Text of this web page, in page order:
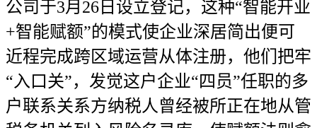
公司于3月26日设立登记，这种“智能开业
+智能赋额”的模式使企业深居简出便可
近程完成跨区域运营从体注册，他们把牢
“入口关”，发觉这户企业“四员”任职的多
户联系关系方纳税人曾经被所正在地从管